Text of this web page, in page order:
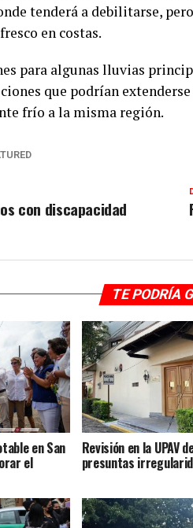
tenderá a debilitarse,
en costas.
para algunas lluvias
que podrían
frío a la misma región.
con discapacidad
TE PODRÍA
en San
el
Revisión en la UPAV
presuntas